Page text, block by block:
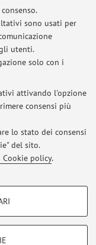
sono usati per
utenti.
solo con i
attivando l'opzione
consensi più
lo stato dei consensi
del sito.
policy.
avvisi.
del sito.